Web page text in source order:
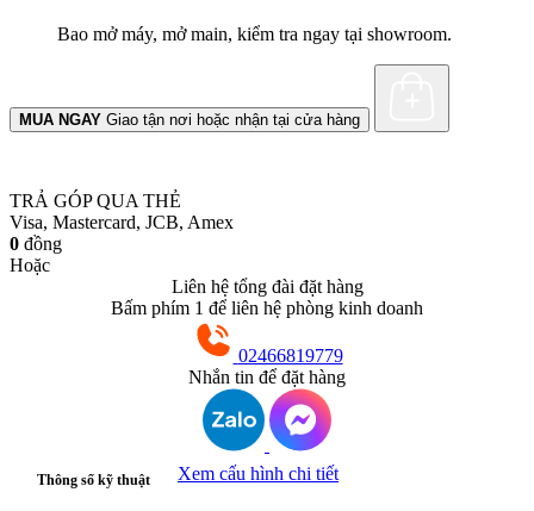
Bao mở máy, mở main, kiểm tra ngay tại showroom.
MUA NGAY Giao tận nơi hoặc nhận tại cửa hàng
TRẢ GÓP QUA THẺ
Visa, Mastercard, JCB, Amex
0 đồng
Hoặc
Liên hệ tổng đài đặt hàng
Bấm phím 1 để liên hệ phòng kinh doanh
02466819779
Nhắn tin để đặt hàng
Thông số kỹ thuật Xem cấu hình chi tiết